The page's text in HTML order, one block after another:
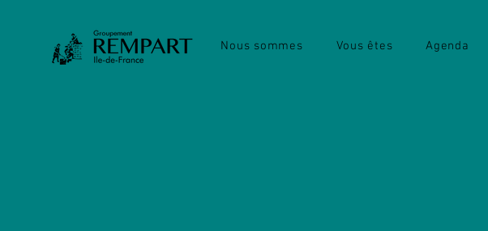
Nous sommes Vous êtes Agenda